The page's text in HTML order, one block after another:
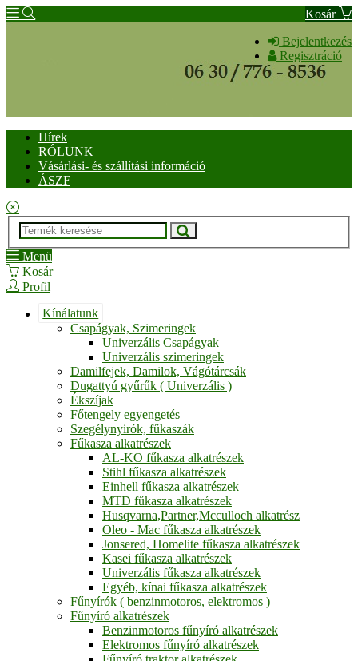
Kosár
Bejelentkezés
Regisztráció
Hírek
RÓLUNK
Vásárlási- és szállítási információ
ÁSZF
Menü
Kosár
Profil
Kínálatunk
Csapágyak, Szimeringek
Univerzális Csapágyak
Univerzális szimeringek
Damilfejek, Damilok, Vágótárcsák
Dugattyú gyűrűk ( Univerzális )
Ékszíjak
Főtengely egyengetés
Szegélynyirók, fűkaszák
Fűkasza alkatrészek
AL-KO fűkasza alkatrészek
Stihl fűkasza alkatrészek
Einhell fűkasza alkatrészek
MTD fűkasza alkatrészek
Husqvarna,Partner,Mcculloch alkatrész
Oleo - Mac fűkasza alkatrészek
Jonsered, Homelite fűkasza alkatrészek
Kasei fűkasza alkatrészek
Univerzális fűkasza alkatrészek
Egyéb, kínai fűkasza alkatrészek
Fűnyírók ( benzinmotoros, elektromos )
Fűnyíró alkatrészek
Benzinmotoros fűnyíró alkatrészek
Elektromos fűnyíró alkatrészek